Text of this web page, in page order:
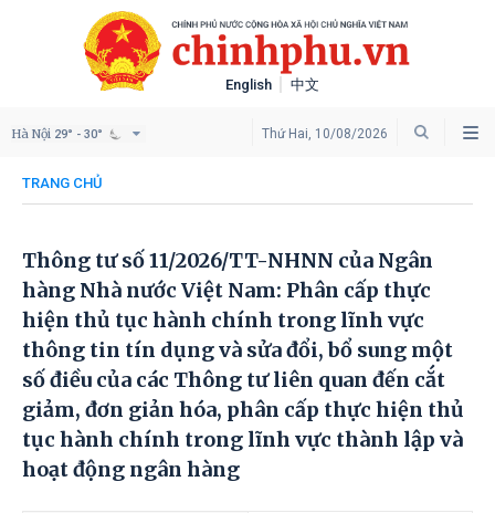
English 中文
Thứ Hai, 10/08/2026
Hà Nội 29° - 30°
TRANG CHỦ
Thông tư số 11/2026/TT-NHNN của Ngân
hàng Nhà nước Việt Nam: Phân cấp thực
hiện thủ tục hành chính trong lĩnh vực
thông tin tín dụng và sửa đổi, bổ sung một
số điều của các Thông tư liên quan đến cắt
giảm, đơn giản hóa, phân cấp thực hiện thủ
tục hành chính trong lĩnh vực thành lập và
hoạt động ngân hàng